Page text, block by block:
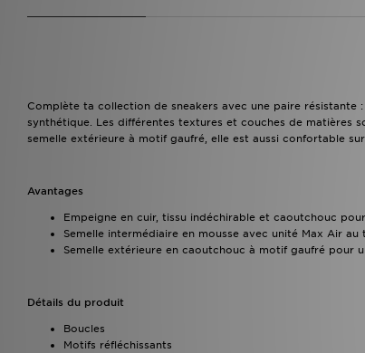
Complète ta collection de sneakers avec une paire
synthétique. Les différentes textures et couches de matières
semelle extérieure à motif gaufré, elle est aussi confortable
Avantages
Empeigne en cuir, tissu indéchirable et caoutchouc
Semelle intermédiaire en mousse avec unité Max Air
Semelle extérieure en caoutchouc à motif gaufré pour
Détails du produit
Boucles
Motifs réfléchissants